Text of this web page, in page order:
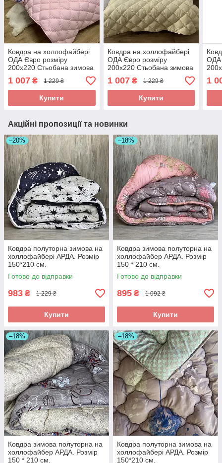
Ковдра на холлофайбері
ОДА Євро розміру
200х220 Стьобана зимова
ковдра високої якості
1 007 ₴ 1 229 ₴
Купити
Ковдра на холлофайбері
ОДА Євро розміру
200х220 Стьобана зимова
ковдра високої якості
1 007₴ 1 229 ₴
Купити
ОДА
1
Акційні пропозиції та новинки
–20%
Ковдра полуторна зимова на
холлофайбері АРДА. Розмір
150*210 см.
Готово до відправки
983 ₴ 1 229 ₴
Купити
–18%
Ковдра зимова полуторна на
холлофайбер АРДА. Розмір
150 * 210 см.
Готово до відправки
895 ₴ 1 092 ₴
Купити
–18%
Ковдра зимова полуторна на
холлофайбер АРДА. Розмір
150 * 210 см.
–18%
Ковдра полуторна зимова на
холлофайбері АРДА. Розмір
150*210 см.